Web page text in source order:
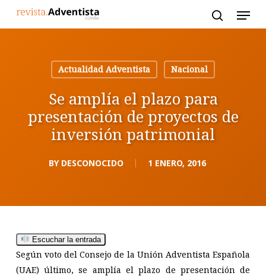
Actualidad Adventista
Nacional
Se amplía el plazo para
presentación de proyectos de
inversión patrimonial
BY DESCONOCIDO 1 ENERO, 2016
Escuchar la entrada
Según voto del Consejo de la Unión Adventista Española
(UAE) último, se amplía el plazo de presentación de